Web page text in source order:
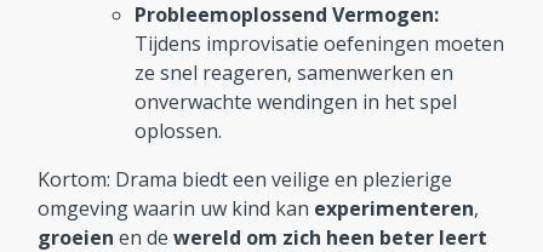
Probleemoplossend Vermogen:
Tijdens improvisatie oefeningen moeten
ze snel reageren, samenwerken en
onverwachte wendingen in het spel
oplossen.
Kortom: Drama biedt een veilige en plezierige
omgeving waarin uw kind kan experimenteren,
groeien en de wereld om zich heen beter leert